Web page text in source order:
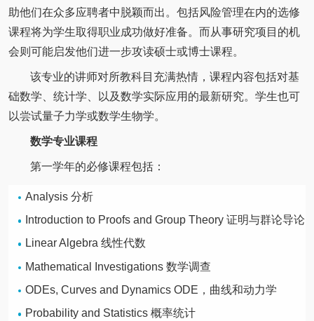
助他们在众多应聘者中脱颖而出。包括风险管理在内的选修
课程将为学生取得职业成功做好准备。而从事研究项目的机
会则可能启发他们进一步攻读硕士或博士课程。
该专业的讲师对所教科目充满热情，课程内容包括对基
础数学、统计学、以及数学实际应用的最新研究。学生也可
以尝试量子力学或数学生物学。
数学专业课程
第一学年的必修课程包括：
Analysis 分析
Introduction to Proofs and Group Theory 证明与群论导论
Linear Algebra 线性代数
Mathematical Investigations 数学调查
ODEs, Curves and Dynamics ODE，曲线和动力学
Probability and Statistics 概率统计